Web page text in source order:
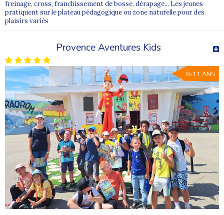
freinage, cross, franchissement de bosse, dérapage... Les jeunes
pratiquent sur le plateau pédagogique ou zone naturelle pour des
plaisirs variés
Provence Aventures Kids
8-11 ANS